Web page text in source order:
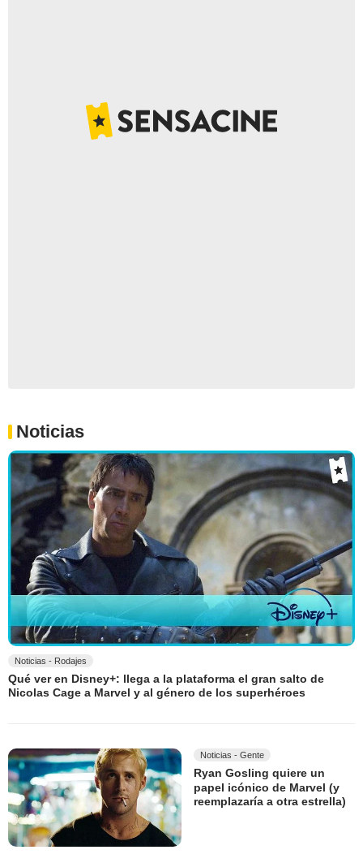
Noticias
Noticias - Rodajes
Qué ver en Disney+: llega a la plataforma el gran salto de
Nicolas Cage a Marvel y al género de los superhéroes
Noticias - Gente
Ryan Gosling quiere un
papel icónico de Marvel (y
reemplazaría a otra estrella)